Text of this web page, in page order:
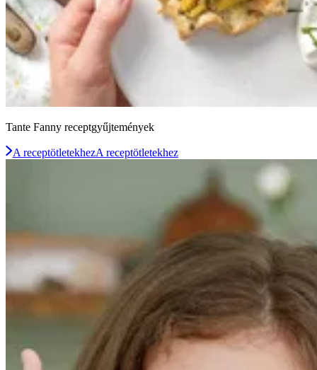
Tante Fanny receptgyűjtemények
A receptötletekhezA receptötletekhez